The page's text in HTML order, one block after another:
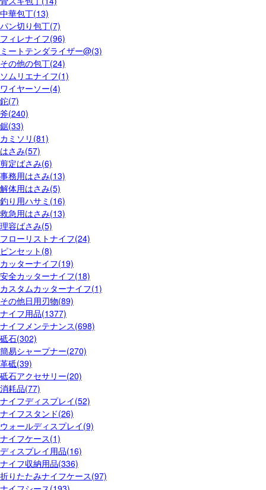
中華包丁(13)
パン切り包丁(7)
フィレナイフ(96)
ミートテンダライザー@(3)
その他の包丁(24)
ソムリエナイフ(1)
ワイヤーソー(4)
鉈(7)
斧(240)
鋸(33)
カミソリ(81)
はさみ(57)
剪定ばさみ(6)
事務用はさみ(13)
解体用はさみ(5)
釣り用ハサミ(16)
救急用はさみ(13)
理容ばさみ(5)
フローリストナイフ(24)
ピンセット(8)
カッターナイフ(19)
安全カッターナイフ(18)
カスタムカッターナイフ(1)
その他日用刃物(89)
ナイフ用品(1377)
ナイフメンテナンス(698)
砥石(302)
簡易シャープナー(270)
革砥(39)
砥石アクセサリー(20)
消耗品(77)
ナイフディスプレイ(52)
ナイフスタンド(26)
ウォールディスプレイ(9)
ナイフケース(1)
ディスプレイ用品(16)
ナイフ収納用品(336)
折りたたみナイフケース(97)